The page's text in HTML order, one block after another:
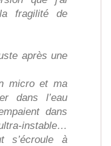
fragilité de
après une
micro et ma
dans l’eau
dans
instable…
s’écroule à